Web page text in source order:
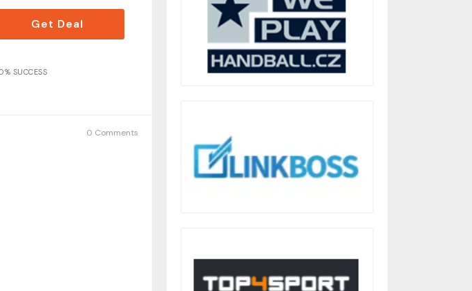
Get Deal
SUCCESS
0 Comments